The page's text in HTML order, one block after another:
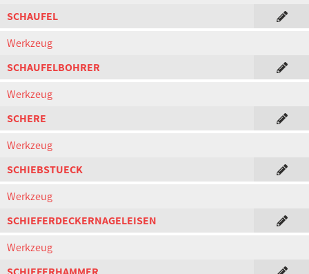
SCHAUFEL
Werkzeug
SCHAUFELBOHRER
Werkzeug
SCHERE
Werkzeug
SCHIEBSTUECK
Werkzeug
SCHIEFERDECKERNAGELEISEN
Werkzeug